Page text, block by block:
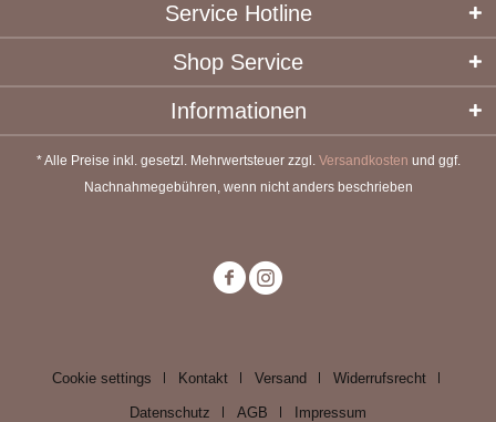
Service Hotline
Shop Service
Informationen
* Alle Preise inkl. gesetzl. Mehrwertsteuer zzgl. Versandkosten und ggf.
Nachnahmegebühren, wenn nicht anders beschrieben
Cookie settings Kontakt Versand Widerrufsrecht
Datenschutz AGB Impressum